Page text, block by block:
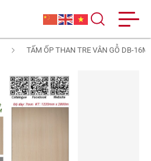
TẤM ỐP THAN TRE VÂN GỖ DB-16M